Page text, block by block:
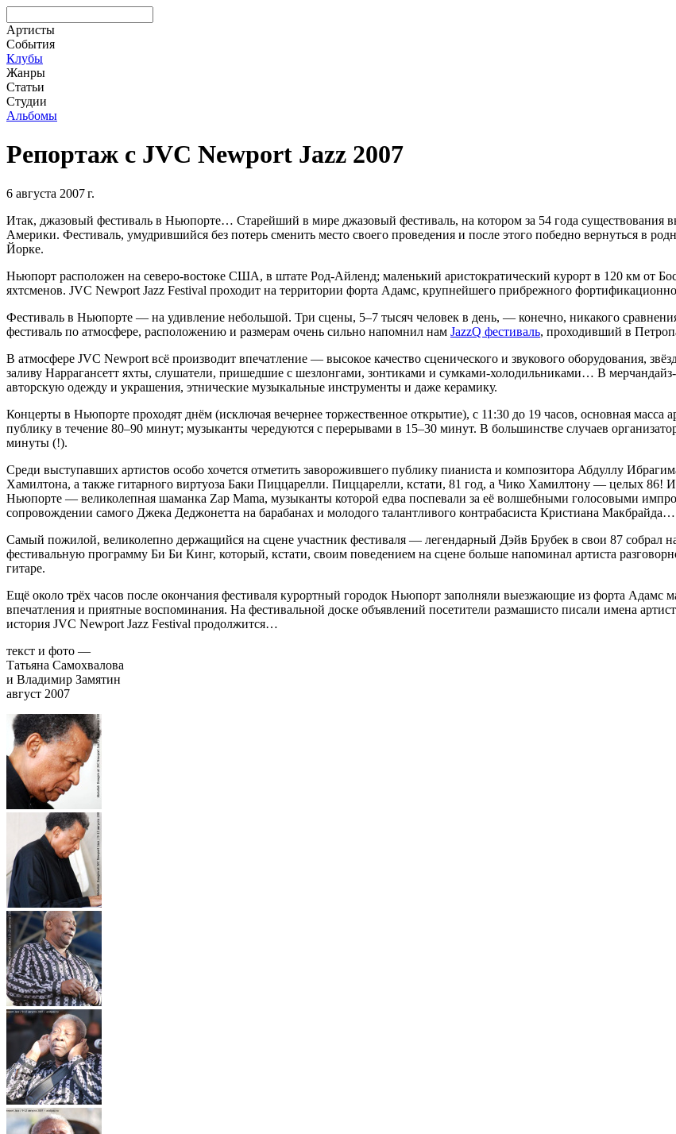
Артисты
События
Клубы
Жанры
Статьи
Студии
Альбомы
Репортаж с JVC Newport Jazz 2007
6 августа 2007 г.
Итак, джазовый фестиваль в Ньюпорте… Старейший в мире джазовый фестиваль, на котором за 54 года существования
Америки. Фестиваль, умудрившийся без потерь сменить место своего проведения и после этого победно вернуться в
Йорке.
Ньюпорт расположен на северо-востоке США, в штате Род-Айленд; маленький аристократический курорт в 120 км от
яхтсменов. JVC Newport Jazz Festival проходит на территории форта Адамс, крупнейшего прибрежного
Фестиваль в Ньюпорте — на удивление небольшой. Три сцены, 5–7 тысяч человек в день, — конечно, никакого
фестиваль по атмосфере, расположению и размерам очень сильно напомнил нам JazzQ фестиваль, проходивший в
В атмосфере JVC Newport всё производит впечатление — высокое качество сценического и звукового оборудования,
заливу Наррагансетт яхты, слушатели, пришедшие с шезлонгами, зонтиками и сумками-холодильниками… В
авторскую одежду и украшения, этнические музыкальные инструменты и даже керамику.
Концерты в Ньюпорте проходят днём (исключая вечернее торжественное открытие), с 11:30 до 19 часов, основная масса
публику в течение 80–90 минут; музыканты чередуются с перерывами в 15–30 минут. В большинстве случаев
минуты (!).
Среди выступавших артистов особо хочется отметить заворожившего публику пианиста и композитора Абдуллу
Хамилтона, а также гитарного виртуоза Баки Пиццарелли. Пиццарелли, кстати, 81 год, а Чико Хамилтону — целых 86! И
Ньюпорте — великолепная шаманка Zap Mama, музыканты которой едва поспевали за её волшебными голосовыми
сопровождении самого Джека Деджонетта на барабанах и молодого талантливого контрабасиста Кристиана Макбрайда…
Самый пожилой, великолепно держащийся на сцене участник фестиваля — легендарный Дэйв Брубек в свои 87 собрал
фестивальную программу Би Би Кинг, который, кстати, своим поведением на сцене больше напоминал артиста
гитаре.
Ещё около трёх часов после окончания фестиваля курортный городок Ньюпорт заполняли выезжающие из форта Адамс
впечатления и приятные воспоминания. На фестивальной доске объявлений посетители размашисто писали имена
история JVC Newport Jazz Festival продолжится…
текст и фото —
Татьяна Самохвалова
и Владимир Замятин
август 2007